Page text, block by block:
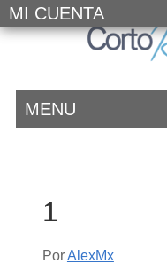
MI CUENTA
MENU
1
PorAlexMx